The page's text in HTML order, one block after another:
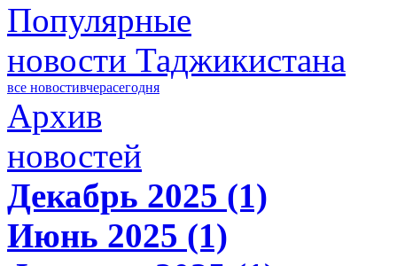
Популярные
новости Таджикистана
все новостивчерасегодня
Архив
новостей
Декабрь 2025 (1)
Июнь 2025 (1)